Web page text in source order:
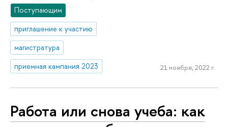
Поступающим
приглашение к участию
магистратура
приемная кампания 2023
21 ноября, 2022 г.
Работа или снова учеба: как